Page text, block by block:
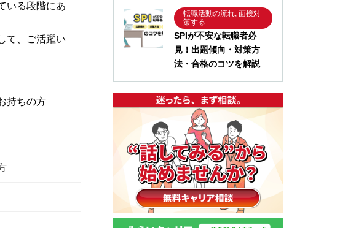
いる段階にあ
て、ご活躍い
持ちの方
転職活動の流れ, 面接対
策する
SPIが不安な転職者必
見！出題傾向・対策方
法・合格のコツを解説